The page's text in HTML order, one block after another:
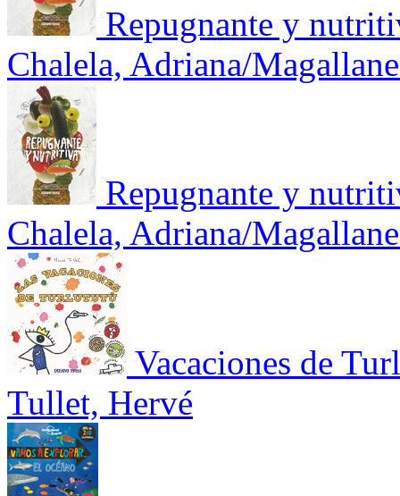
Repugnante y
Chalela, Adriana/
Repugnante y
Chalela, Adriana/
Vacaciones de
Tullet, Hervé